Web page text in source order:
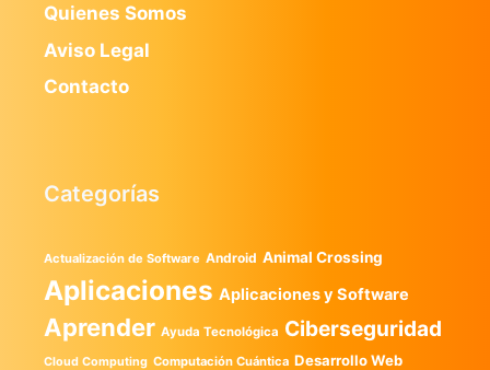
Quienes Somos
Aviso Legal
Contacto
Categorías
Actualización de Software Android Animal Crossing
Aplicaciones Aplicaciones y Software
Aprender Ayuda Tecnológica Ciberseguridad
Cloud Computing Computación Cuántica Desarrollo Web